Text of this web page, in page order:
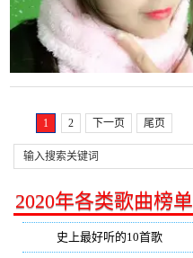
1 2 下一页 尾页
2020年各类歌曲榜单
史上最好听的10首歌